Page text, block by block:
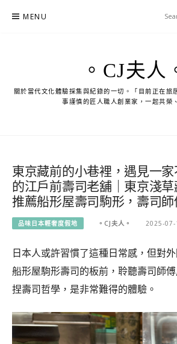
MENU
。CJ夫人
關於當代文化體驗採集與紀錄的一切。「目前正在旅
事謹慎的匠人職人創業家，一起共榮
東京藏前的小巷裡，遇見一
的江戶前壽司老舖｜東京淺
推薦船形屋壽司駒形，壽司
品味日本輕奢度假地 。CJ夫人。 2025-07-
日本人或許習慣了這種日常感，但對
船形屋駒形壽司的板前，聆聽壽司師
捏壽司哲學，是非常難得的體驗。